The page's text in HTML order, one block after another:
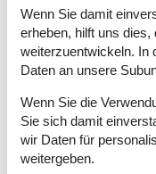
DK-DR1
Flachbildfernseher
Internet (drahtlos)
Radio
In der Nähe
Die nächste Stadt
Entf. zum Wasser/
Entfernung Einkauf
Wenn Sie damit
erheben, hilft uns
weiterzuentwickeln. In
Daten an unsere
Wenn Sie die
Sie sich damit
wir Daten für
weitergeben.